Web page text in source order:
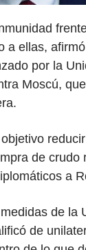
a ellas,
por la
Moscú,
de crudo
a
de la
de